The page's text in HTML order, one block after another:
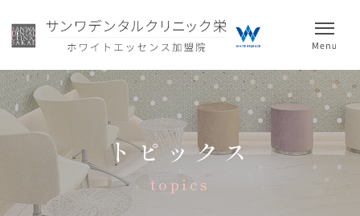
トピックス
topics